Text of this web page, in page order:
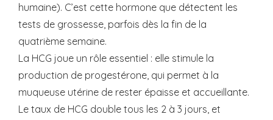
humaine). C’est cette hormone que détectent les
tests de grossesse, parfois dès la fin de la
quatrième semaine.
La HCG joue un rôle essentiel : elle stimule la
production de progestérone, qui permet à la
muqueuse utérine de rester épaisse et accueillante.
Le taux de HCG double tous les 2 à 3 jours, et